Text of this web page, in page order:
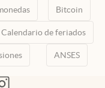
Bitcoin
Calendario de feriados
ANSES
pestañapestaña
nueva pestaña
en nueva pestaña
abre en nueva pestaña